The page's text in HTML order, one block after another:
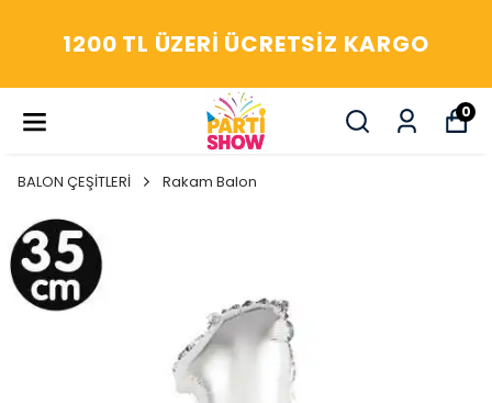
YAŞASIN! ARADIĞIM
PARTİ SHOW'DA
0
BALON ÇEŞİTLERİ Rakam Balon